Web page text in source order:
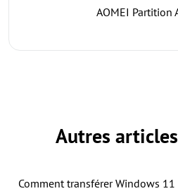
AOMEI Partition
Autres
Comment transférer Windows